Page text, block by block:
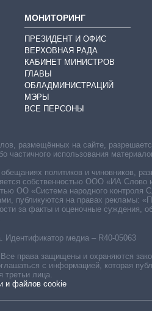
МОНИТОРИНГ
ПРЕЗИДЕНТ И ОФИС
ВЕРХОВНАЯ РАДА
КАБИНЕТ МИНИСТРОВ
ГЛАВЫ
ОБЛАДМИНИСТРАЦИЙ
МЭРЫ
ВСЕ ПЕРСОНЫ
Идентификатор медиа – R40-05063
Все права защищены и охраняются
с информацией, которая
третьи лица.
и файлов cookie
размещённых на сайте,
частичного использования
политиков и чиновников,
собственностью ООО «ИА Слово
ОО «Система народного контроля
публикуются на правах рекламы:
за факты и оценочные суждения,